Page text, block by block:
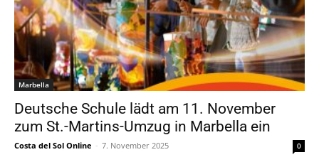
Marbella
Deutsche Schule lädt am 11. November
zum St.-Martins-Umzug in Marbella ein
Costa del Sol Online - 7. November 2025 0